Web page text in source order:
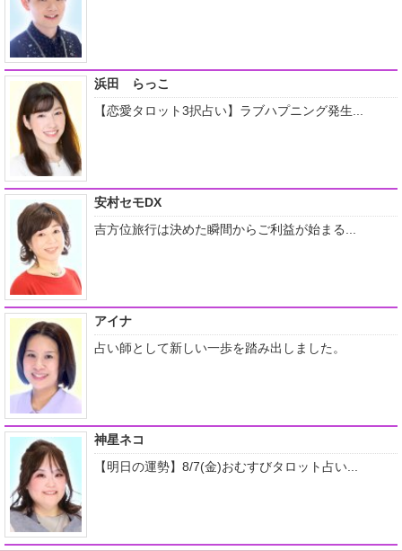
浜田 らっこ
【恋愛タロット3択占い】ラブハプニング発生...
安村セモDX
吉方位旅行は決めた瞬間からご利益が始まる...
アイナ
占い師として新しい一歩を踏み出しました。
神星ネコ
【明日の運勢】8/7(金)おむすびタロット占い...